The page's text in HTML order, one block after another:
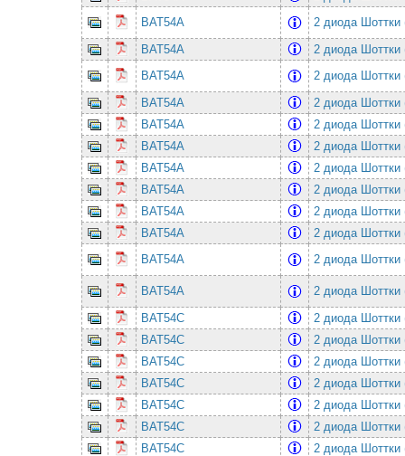
BAT54A
2 диода
BAT54A
2 диода
BAT54A
2 диода
BAT54A
2 диода
BAT54A
2 диода
BAT54A
2 диода
BAT54A
2 диода
BAT54A
2 диода
BAT54A
2 диода
BAT54A
2 диода
BAT54A
2 диода
BAT54A
2 диода
BAT54C
2 диода
BAT54C
2 диода
BAT54C
2 диода
BAT54C
2 диода
BAT54C
2 диода
BAT54C
2 диода
BAT54C
2 диода